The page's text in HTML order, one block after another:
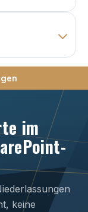
im
keine